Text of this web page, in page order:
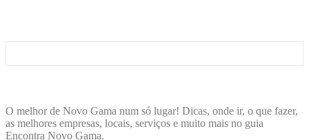
O melhor de Novo Gama num só lugar! Dicas, onde ir, o que fazer,
as melhores empresas, locais, serviços e muito mais no guia
Encontra Novo Gama.